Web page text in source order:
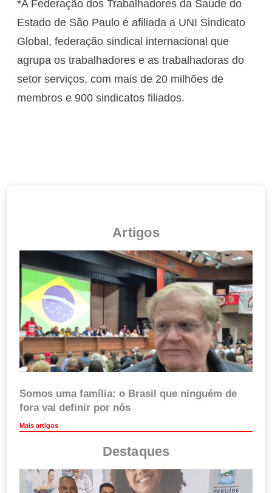
*A Federação dos Trabalhadores da Saúde do
Estado de São Paulo é afiliada a UNI Sindicato
Global, federação sindical internacional que
agrupa os trabalhadores e as trabalhadoras do
setor serviços, com mais de 20 milhões de
membros e 900 sindicatos filiados.
Artigos
Somos uma família: o Brasil que ninguém de
fora vai definir por nós
Mais artigos
Destaques